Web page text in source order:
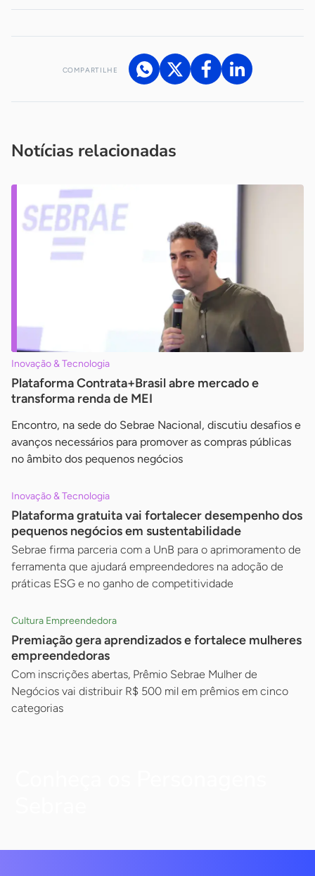
COMPARTILHE
Notícias relacionadas
Inovação & Tecnologia
Plataforma Contrata+Brasil abre mercado e
transforma renda de MEI
Encontro, na sede do Sebrae Nacional, discutiu desafios e
avanços necessários para promover as compras públicas
no âmbito dos pequenos negócios
Inovação & Tecnologia
Plataforma gratuita vai fortalecer desempenho dos
pequenos negócios em sustentabilidade
Sebrae firma parceria com a UnB para o aprimoramento de
ferramenta que ajudará empreendedores na adoção de
práticas ESG e no ganho de competitividade
Cultura Empreendedora
Premiação gera aprendizados e fortalece mulheres
empreendedoras
Com inscrições abertas, Prêmio Sebrae Mulher de
Negócios vai distribuir R$ 500 mil em prêmios em cinco
categorias